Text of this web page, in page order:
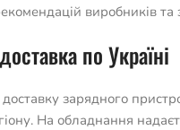
виробників та
по Україні
зарядного
На обладнання